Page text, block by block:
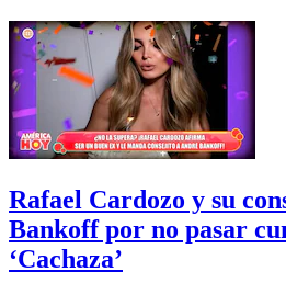
Rafael Cardozo y su
Bankoff por no pasar
‘Cachaza’